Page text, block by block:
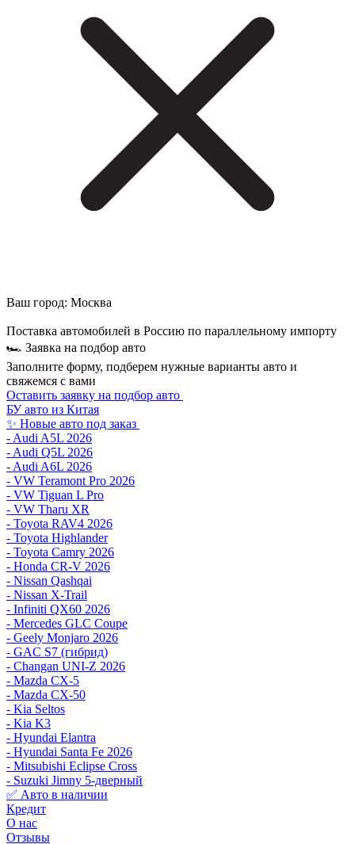
Ваш город: Москва
Поставка автомобилей в Россию по параллельному импорту
🏎 Заявка на подбор авто
Заполните форму, подберем нужные варианты авто и
свяжемся с вами
Оставить заявку на подбор авто
БУ авто из Китая
✨ Новые авто под заказ
- Audi A5L 2026
- Audi Q5L 2026
- Audi A6L 2026
- VW Teramont Pro 2026
- VW Tiguan L Pro
- VW Tharu XR
- Toyota RAV4 2026
- Toyota Highlander
- Toyota Camry 2026
- Honda CR-V 2026
- Nissan Qashqai
- Nissan X-Trail
- Infiniti QX60 2026
- Mercedes GLC Coupe
- Geely Monjaro 2026
- GAC S7 (гибрид)
- Changan UNI-Z 2026
- Mazda CX-5
- Mazda CX-50
- Kia Seltos
- Kia K3
- Hyundai Elantra
- Hyundai Santa Fe 2026
- Mitsubishi Eclipse Cross
- Suzuki Jimny 5-дверный
✅ Авто в наличии
Кредит
О нас
Отзывы